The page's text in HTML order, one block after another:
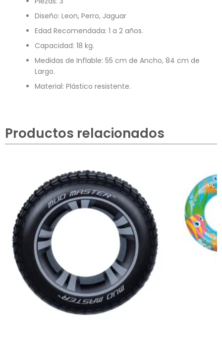
Diseño: Leon, Perro, Jaguar
Edad Recomendada: 1 a 2 años.
Capacidad: 18 kg.
Medidas de Inflable: 55 cm de Ancho, 84 cm de
Largo.
Material: Plástico resistente.
Productos relacionados